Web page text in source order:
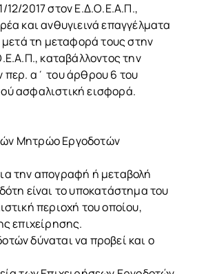
12/2017 στον Ε.Δ.Ο.Ε.Α.Π.,
και ανθυγιεινά επαγγέλματα
μετά τη μεταφορά τους στην
καταβάλλοντος την
περ. α΄ του άρθρου 6 του
ασφαλιστική εισφορά.
Μητρώο Εργοδοτών
την απογραφή ή μεταβολή
είναι το υποκατάστημα του
περιοχή του οποίου,
επιχείρησης.
δύναται να προβεί και ο